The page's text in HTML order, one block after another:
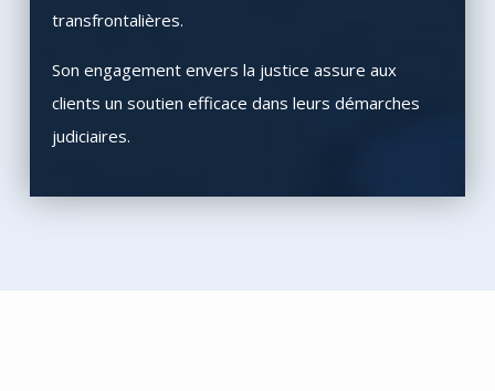
transfrontalières.
Son engagement envers la justice assure aux
clients un soutien efficace dans leurs démarches
judiciaires.